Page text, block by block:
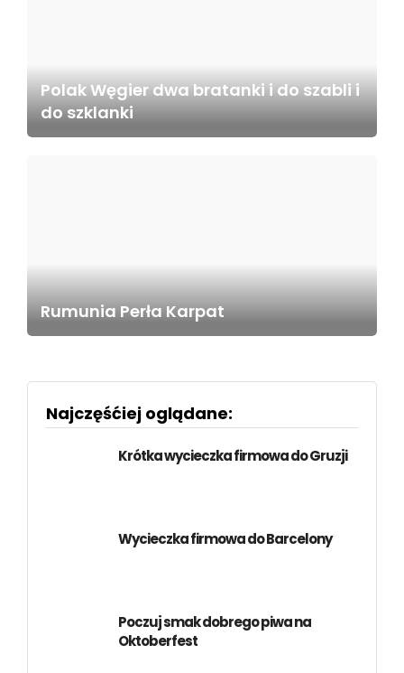
Polak Węgier dwa bratanki i do szabli i
do szklanki
Rumunia Perła Karpat
Najczęśćiej oglądane:
Krótka wycieczka firmowa do Gruzji
Wycieczka firmowa do Barcelony
Poczuj smak dobrego piwa na
Oktoberfest